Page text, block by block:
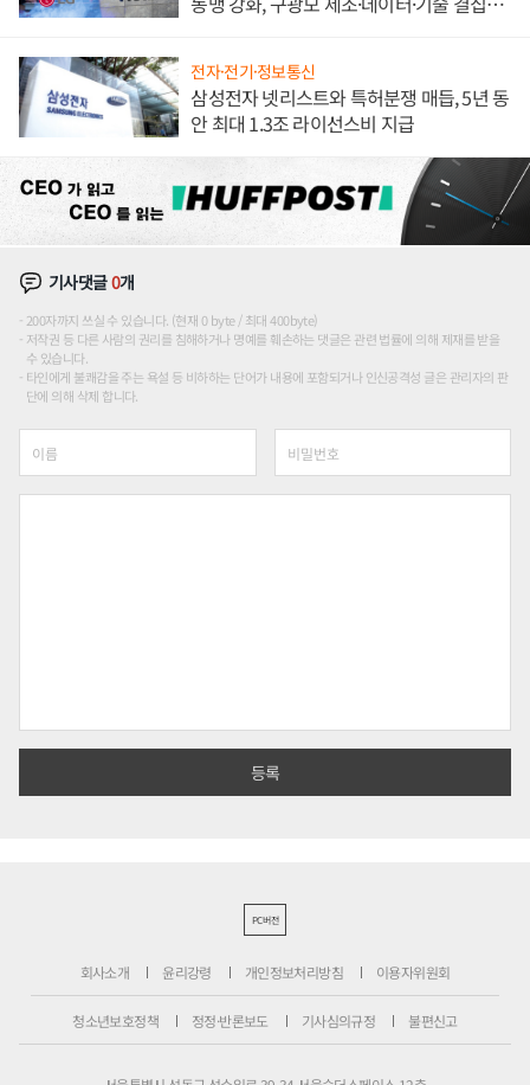
전자·전기·정보통신
삼성전자 넷리스트와 특허분쟁 매듭, 5년 동
안 최대 1.3조 라이선스비 지급
기사댓글0개
200자까지 쓰실 수 있습니다. (현재 0 byte / 최대 400byte)
저작권 등 다른 사람의 권리를 침해하거나 명예를 훼손하는 댓글은 관련 법률에 의해 제재를 받을
수 있습니다.
타인에게 불쾌감을 주는 욕설 등 비하하는 단어가 내용에 포함되거나 인신공격성 글은 관리자의 판
단에 의해 삭제 합니다.
PC버전
회사소개 윤리강령 개인정보처리방침 이용자위원회
청소년보호정책 정정·반론보도 기사심의규정 불편신고